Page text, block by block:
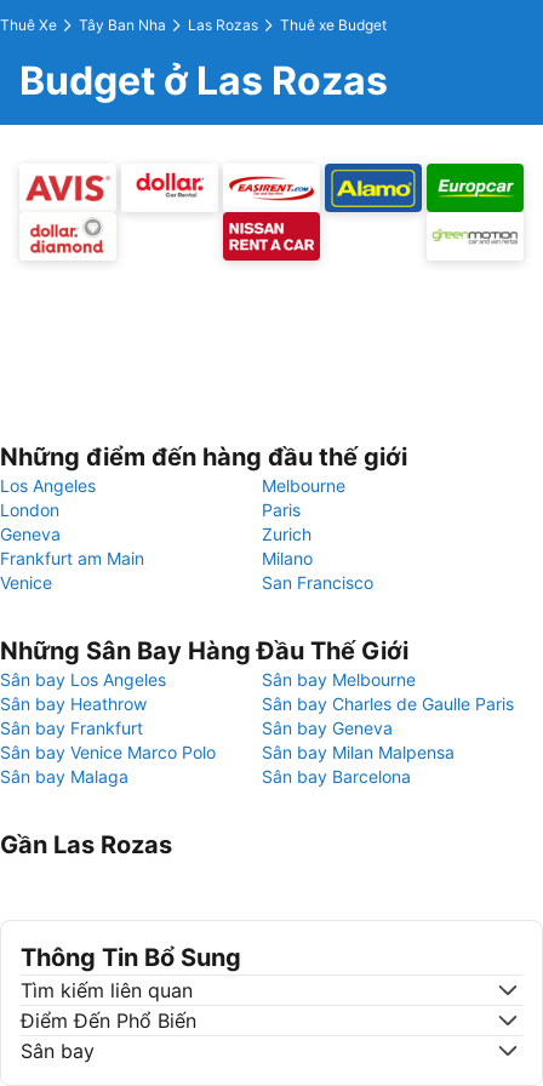
Thuê Xe Tây Ban Nha Las Rozas Thuê xe Budget
Budget ở Las Rozas
Những điểm đến hàng đầu thế giới
Los Angeles
Melbourne
London
Paris
Geneva
Zurich
Frankfurt am Main
Milano
Venice
San Francisco
Những Sân Bay Hàng Đầu Thế Giới
Sân bay Los Angeles
Sân bay Melbourne
Sân bay Heathrow
Sân bay Charles de Gaulle Paris
Sân bay Frankfurt
Sân bay Geneva
Sân bay Venice Marco Polo
Sân bay Milan Malpensa
Sân bay Malaga
Sân bay Barcelona
Gần Las Rozas
Thông Tin Bổ Sung
Tìm kiếm liên quan
Điểm Đến Phổ Biến
Sân bay